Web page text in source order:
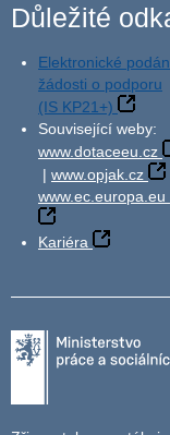
Důležité
Elektronické
žádosti o podporu
(IS KP21+)
Související weby:
www.dotaceeu.cz
| www.opjak.cz
www.ec.europa.eu
Kariéra